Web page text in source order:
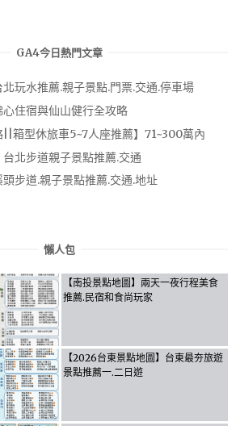
GA4今日熱門文章
北玩水推薦.親子景點.門票.交通.停車場
心住宿與仙山健行全攻略
||箱型休旅車5~7人座推薦】71~300萬內
台北步道親子景點推薦.交通
頭步道.親子景點推薦.交通.地址
懶人包
【南投景點地圖】兩天一夜行程美食
推薦.民宿和食尚玩家
【2026台東景點地圖】台東最夯旅遊
景點推薦一.二日遊